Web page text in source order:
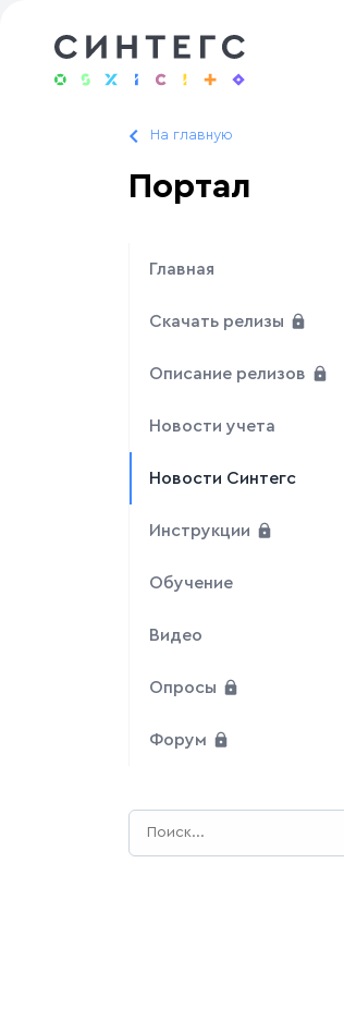
На главную
Портал
Главная
Скачать релизы
Описание релизов
Новости учета
Новости Синтегс
Инструкции
Обучение
Видео
Опросы
Форум